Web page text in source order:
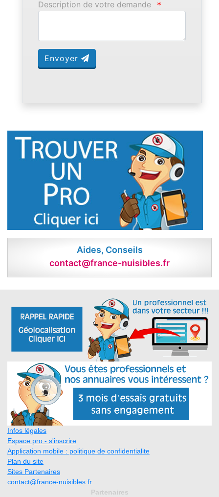
Description de votre demande *
Envoyer
Aides, Conseils
contact@france-nuisibles.fr
Infos légales
Espace pro - s'inscrire
Application mobile : politique de confidentialite
Plan du site
Sites Partenaires
contact@france-nuisibles.fr
Partenaires